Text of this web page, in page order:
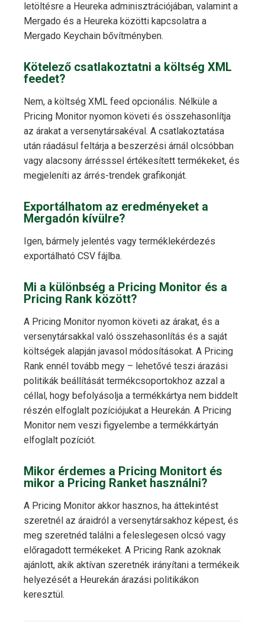
letöltésre a Heureka adminisztrációjában, valamint a
Mergado és a Heureka közötti kapcsolatra a
Mergado Keychain bővítményben.
Kötelező csatlakoztatni a költség XML
feedet?
Nem, a költség XML feed opcionális. Nélküle a
Pricing Monitor nyomon követi és összehasonlítja
az árakat a versenytársakéval. A csatlakoztatása
után ráadásul feltárja a beszerzési árnál olcsóbban
vagy alacsony árrésssel értékesített termékeket, és
megjeleníti az árrés-trendek grafikonját.
Exportálhatom az eredményeket a
Mergadón kívülre?
Igen, bármely jelentés vagy terméklekérdezés
exportálható CSV fájlba.
Mi a különbség a Pricing Monitor és a
Pricing Rank között?
A Pricing Monitor nyomon követi az árakat, és a
versenytársakkal való összehasonlítás és a saját
költségek alapján javasol módosításokat. A Pricing
Rank ennél tovább megy – lehetővé teszi árazási
politikák beállítását termékcsoportokhoz azzal a
céllal, hogy befolyásolja a termékkártya nem biddelt
részén elfoglalt pozíciójukat a Heurekán. A Pricing
Monitor nem veszi figyelembe a termékkártyán
elfoglalt pozíciót.
Mikor érdemes a Pricing Monitort és
mikor a Pricing Ranket használni?
A Pricing Monitor akkor hasznos, ha áttekintést
szeretnél az áraidról a versenytársakhoz képest, és
meg szeretnéd találni a feleslegesen olcsó vagy
előragadott termékeket. A Pricing Rank azoknak
ajánlott, akik aktívan szeretnék irányítani a termékeik
helyezését a Heurekán árazási politikákon
keresztül.